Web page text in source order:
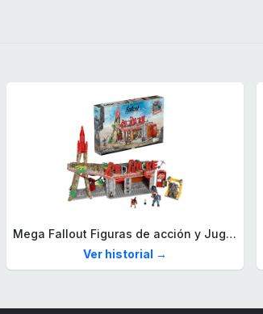
Mega Fallout Figuras de acción y Juguetes de construcción, Parada de Camiones Red Rocket con 824 Piezas, 2 Personajes articulados y Accesorios, para coleccionistas, HXT00
Ver historial →